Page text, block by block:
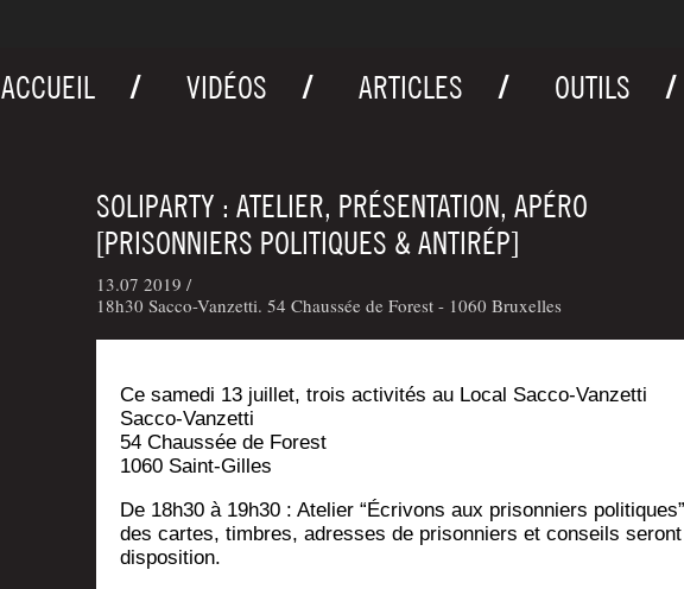
ACCUEIL VIDÉOS ARTICLES OUTILS
SOLIPARTY : ATELIER, PRÉSENTATION, APÉRO
[PRISONNIERS POLITIQUES & ANTIRÉP]
13.07 2019 /
18h30 Sacco-Vanzetti. 54 Chaussée de Forest - 1060 Bruxelles
Ce same­di 13 juillet, trois acti­vi­tés au Local Sacco-Vanzetti
Sacco-Vanzetti
54 Chaus­sée de Forest
1060 Saint-Gilles
De 18h30 à 19h30 : Ate­lier “Écri­vons aux pri­son­niers
des cartes, timbres, adresses de pri­son­niers et conseils
disposition.